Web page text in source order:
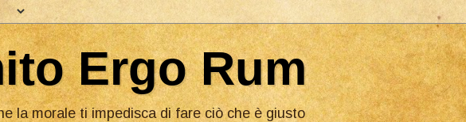
Ergo Rum
la morale ti impedisca di fare ciò che è giusto